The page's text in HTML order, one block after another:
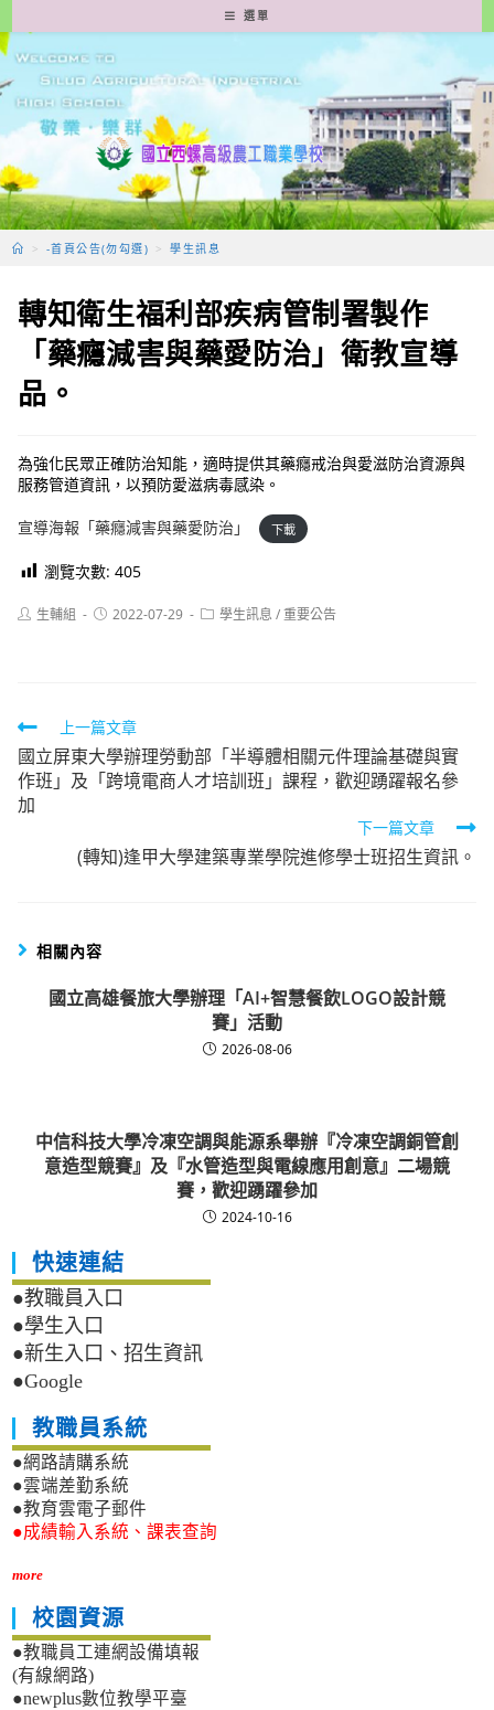
轉
至
要
容
選單
> -首頁公告(勿勾選) > 學生訊息
轉知衛生福利部疾病管制署製作
「藥癮減害與藥愛防治」衛教宣導
品。
為強化民眾正確防治知能，適時提供其藥癮戒治與愛滋防治資源與
服務管道資訊，以預防愛滋病毒感染。
宣導海報「藥癮減害與藥愛防治」 下載
瀏覽次數: 405
Post生輔組
Post2022-07-29
Post學生訊息 /重要公告
Read
more
articles
上一篇文章
國立屏東大學辦理勞動部「半導體相關元件理論基礎與實
作班」及「跨境電商人才培訓班」課程，歡迎踴躍報名參
加
下一篇文章
(轉知)逢甲大學建築專業學院進修學士班招生資訊。
相關內容
國立高雄餐旅大學辦理「AI+智慧餐飲LOGO設計競
賽」活動
2026-08-06
中信科技大學冷凍空調與能源系舉辦『冷凍空調銅管創
意造型競賽』及『水管造型與電線應用創意』二場競
賽，歡迎踴躍參加
2024-10-16
快速連結
●教職員入口
●學生入口
●新生入口、招生資訊
●Google
教職員系統
●網路請購系統
●雲端差勤系統
●教育雲電子郵件
●成績輸入系統、課表查詢
more
校園資源
●教職員工連網設備填報
(有線網路)
●newplus數位教學平臺